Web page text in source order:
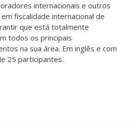
internacionais e outros
fiscalidade internacional de
que está totalmente
todos os principais
na sua área. Em inglês e com
25 participantes.